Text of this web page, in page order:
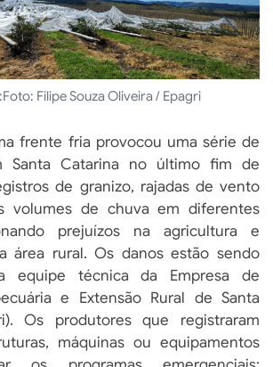
Foto: Filipe Souza Oliveira / Epagri
frente fria provocou uma série de
Santa Catarina no último fim de
de granizo, rajadas de vento
volumes de chuva em diferentes
prejuízos na agricultura e
área rural. Os danos estão sendo
equipe técnica da Empresa de
e Extensão Rural de Santa
Os produtores que registraram
máquinas ou equipamentos